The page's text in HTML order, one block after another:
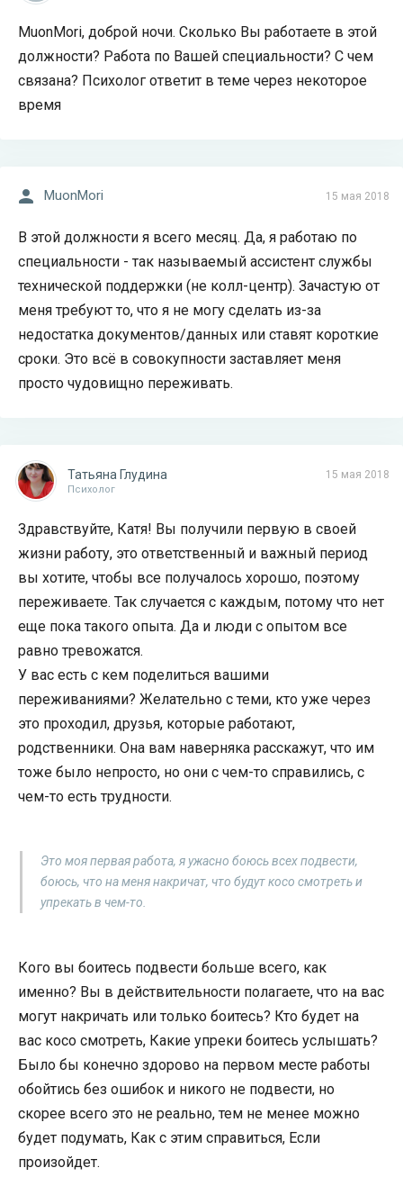
MuonMori, доброй ночи. Сколько Вы работаете в этой
должности? Работа по Вашей специальности? С чем
связана? Психолог ответит в теме через некоторое
время
15 мая 2018
MuonMori
В этой должности я всего месяц. Да, я работаю по
специальности - так называемый ассистент службы
технической поддержки (не колл-центр). Зачастую от
меня требуют то, что я не могу сделать из-за
недостатка документов/данных или ставят короткие
сроки. Это всё в совокупности заставляет меня
просто чудовищно переживать.
15 мая 2018
Татьяна Глудина
Психолог
Здравствуйте, Катя! Вы получили первую в своей
жизни работу, это ответственный и важный период
вы хотите, чтобы все получалось хорошо, поэтому
переживаете. Так случается с каждым, потому что нет
еще пока такого опыта. Да и люди с опытом все
равно тревожатся.
У вас есть с кем поделиться вашими
переживаниями? Желательно с теми, кто уже через
это проходил, друзья, которые работают,
родственники. Она вам наверняка расскажут, что им
тоже было непросто, но они с чем-то справились, с
чем-то есть трудности.
Это моя первая работа, я ужасно боюсь всех подвести,
боюсь, что на меня накричат, что будут косо смотреть и
упрекать в чем-то.
Кого вы боитесь подвести больше всего, как
именно? Вы в действительности полагаете, что на вас
могут накричать или только боитесь? Кто будет на
вас косо смотреть, Какие упреки боитесь услышать?
Было бы конечно здорово на первом месте работы
обойтись без ошибок и никого не подвести, но
скорее всего это не реально, тем не менее можно
будет подумать, Как с этим справиться, Если
произойдет.